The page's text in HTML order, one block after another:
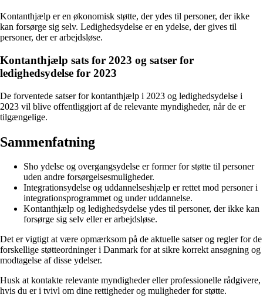
Kontanthjælp er en økonomisk støtte, der ydes til personer, der ikke
kan forsørge sig selv. Ledighedsydelse er en ydelse, der gives til
personer, der er arbejdsløse.
Kontanthjælp sats for 2023 og satser for
ledighedsydelse for 2023
De forventede satser for kontanthjælp i 2023 og ledighedsydelse i
2023 vil blive offentliggjort af de relevante myndigheder, når de er
tilgængelige.
Sammenfatning
Sho ydelse og overgangsydelse er former for støtte til personer
uden andre forsørgelsesmuligheder.
Integrationsydelse og uddannelseshjælp er rettet mod personer i
integrationsprogrammet og under uddannelse.
Kontanthjælp og ledighedsydelse ydes til personer, der ikke kan
forsørge sig selv eller er arbejdsløse.
Det er vigtigt at være opmærksom på de aktuelle satser og regler for de
forskellige støtteordninger i Danmark for at sikre korrekt ansøgning og
modtagelse af disse ydelser.
Husk at kontakte relevante myndigheder eller professionelle rådgivere,
hvis du er i tvivl om dine rettigheder og muligheder for støtte.